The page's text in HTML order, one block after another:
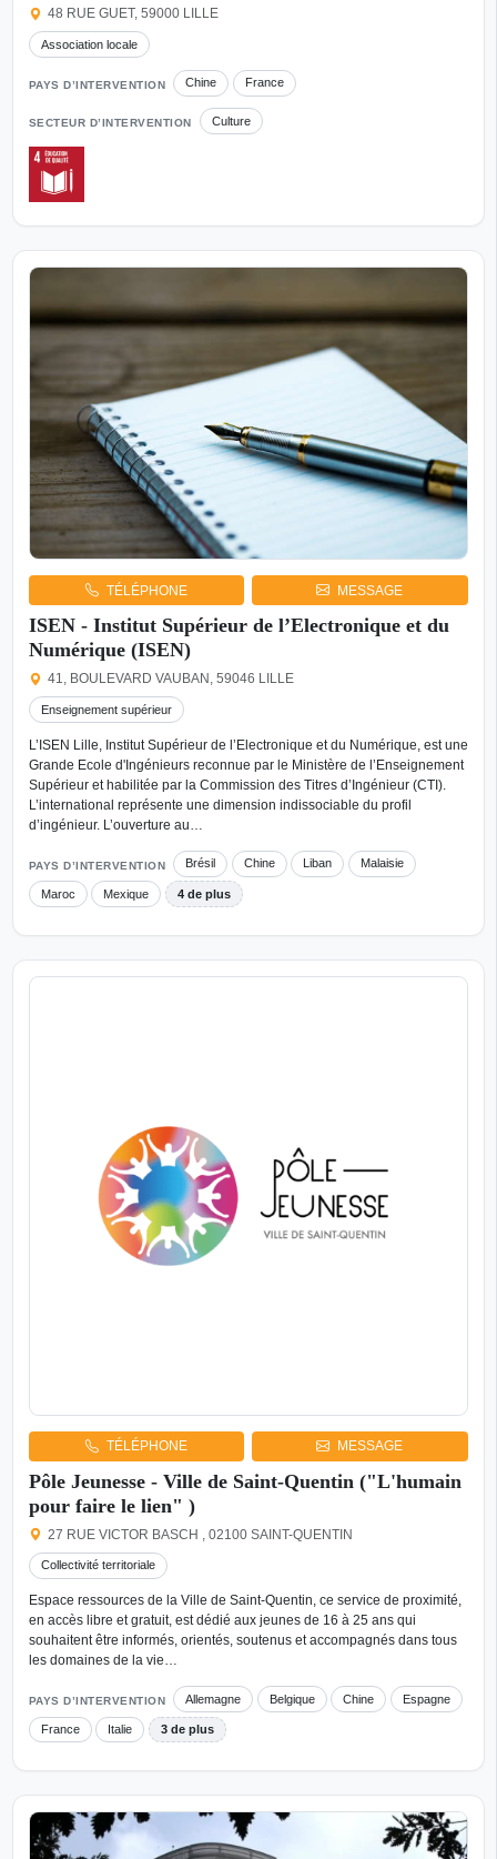
48 RUE GUET, 59000 LILLE
Association locale
PAYS D’INTERVENTION Chine France
SECTEUR D’INTERVENTION Culture
TÉLÉPHONE MESSAGE
ISEN - Institut Supérieur de l’Electronique et du
Numérique (ISEN)
41, BOULEVARD VAUBAN, 59046 LILLE
Enseignement supérieur
L’ISEN Lille, Institut Supérieur de l’Electronique et du Numérique, est une
Grande Ecole d'Ingénieurs reconnue par le Ministère de l’Enseignement
Supérieur et habilitée par la Commission des Titres d’Ingénieur (CTI).
L’international représente une dimension indissociable du profil
d’ingénieur. L’ouverture au…
PAYS D’INTERVENTION Brésil Chine Liban Malaisie
Maroc Mexique 4 de plus
TÉLÉPHONE MESSAGE
Pôle Jeunesse - Ville de Saint-Quentin ("L'humain
pour faire le lien" )
27 RUE VICTOR BASCH , 02100 SAINT-QUENTIN
Collectivité territoriale
Espace ressources de la Ville de Saint-Quentin, ce service de proximité,
en accès libre et gratuit, est dédié aux jeunes de 16 à 25 ans qui
souhaitent être informés, orientés, soutenus et accompagnés dans tous
les domaines de la vie…
PAYS D’INTERVENTION Allemagne Belgique Chine Espagne
France Italie 3 de plus